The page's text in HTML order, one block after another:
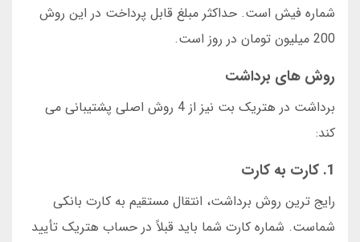
شماره فیش است. حداکثر مبلغ قابل پرداخت در این روش
200 میلیون تومان در روز است.
روش های برداشت
برداشت در هتریک بت نیز از 4 روش اصلی پشتیبانی می
کند:
1. کارت به کارت
رایج ترین روش برداشت، انتقال مستقیم به کارت بانکی
شماست. شماره کارت شما باید قبلاً در حساب هتریک تأیید